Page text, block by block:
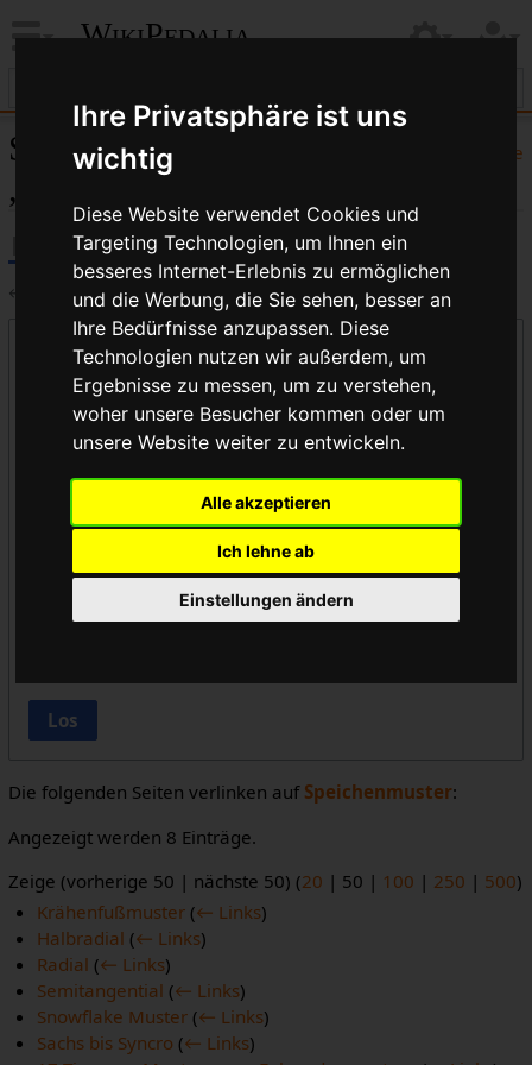
Ihre Privatsphäre ist uns
wichtig
Diese Website verwendet Cookies und
Targeting Technologien, um Ihnen ein
besseres Internet-Erlebnis zu ermöglichen
und die Werbung, die Sie sehen, besser an
Ihre Bedürfnisse anzupassen. Diese
Technologien nutzen wir außerdem, um
Ergebnisse zu messen, um zu verstehen,
woher unsere Besucher kommen oder um
unsere Website weiter zu entwickeln.
Alle akzeptieren
Ich lehne ab
Einstellungen ändern
WikiPedalia
Hilfe
Seiten, die auf
„Speichenmuster“ verlinken
← Speichenmuster
Links auf diese Seite
Seite:
Namensraum:
Vorlageneinbindungen ausblenden
Links ausblenden
Los
Die folgenden Seiten verlinken auf Speichenmuster:
Angezeigt werden 8 Einträge.
Zeige (vorherige 50 | nächste 50) (20 | 50 | 100 | 250 | 500)
Krähenfußmuster (← Links)
Halbradial (← Links)
Radial (← Links)
Semitangential (← Links)
Snowflake Muster (← Links)
Sachs bis Syncro (← Links)